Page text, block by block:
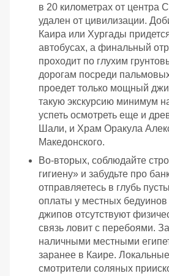
в 20 километрах от центра
удален от цивилизации.
Каира или Хургады
автобусах, а финальный
проходит по глухим
дорогам посреди
проедет только мощный
такую экскурсию минимум
успеть осмотреть еще и
Шали, и Храм Оракула
Македонского.
Во-вторых, соблюдайте
гигиену» и забудьте про
отправляетесь в глубь
оплаты у местных бедуинов
джипов отсутствуют
связь ловит с перебоями.
наличными местными
заранее в Каире.
смотрители соляных